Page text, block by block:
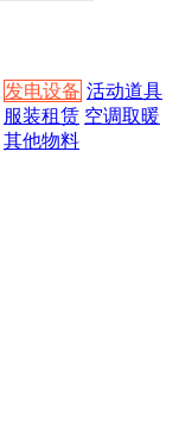
发电设备 活动道具
服装租赁 空调取暖
其他物料